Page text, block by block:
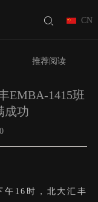
CN
推荐阅读
EMBA-1415班
成功
午16时，北大汇丰